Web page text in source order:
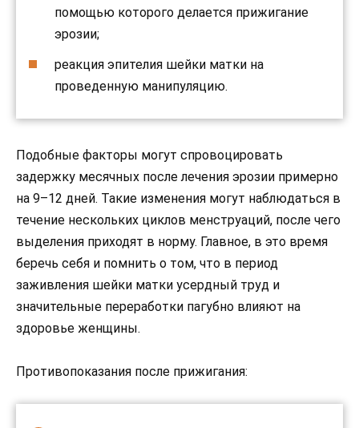
помощью которого делается прижигание
эрозии;
реакция эпителия шейки матки на
проведенную манипуляцию.
Подобные факторы могут спровоцировать
задержку месячных после лечения эрозии примерно
на 9–12 дней. Такие изменения могут наблюдаться в
течение нескольких циклов менструаций, после чего
выделения приходят в норму. Главное, в это время
беречь себя и помнить о том, что в период
заживления шейки матки усердный труд и
значительные переработки пагубно влияют на
здоровье женщины.
Противопоказания после прижигания: